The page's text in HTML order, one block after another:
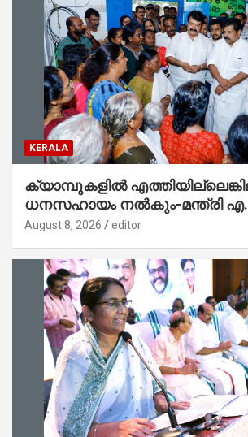
KERALA
ക്യാമ്പുകളിൽ
ധനസഹായം നൽകും-മന്ത്രി
അനിൽകുമാർ
August 8, 2026 editor